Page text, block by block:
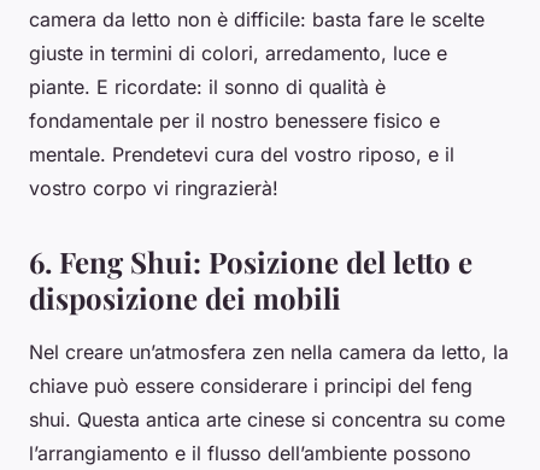
camera da letto non è difficile: basta fare le scelte
giuste in termini di colori, arredamento, luce e
piante. E ricordate: il sonno di qualità è
fondamentale per il nostro benessere fisico e
mentale. Prendetevi cura del vostro riposo, e il
vostro corpo vi ringrazierà!
6. Feng Shui: Posizione del letto e
disposizione dei mobili
Nel creare un’atmosfera zen nella camera da letto, la
chiave può essere considerare i principi del feng
shui. Questa antica arte cinese si concentra su come
l’arrangiamento e il flusso dell’ambiente possono